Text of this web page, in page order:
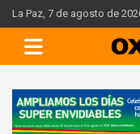
Skip
to
content
La Paz, 7 de agosto de
A
d